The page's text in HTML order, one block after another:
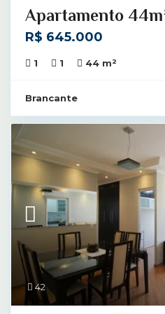
Apartamento
R$ 645.000
1 1 44 m2
Brancante
42